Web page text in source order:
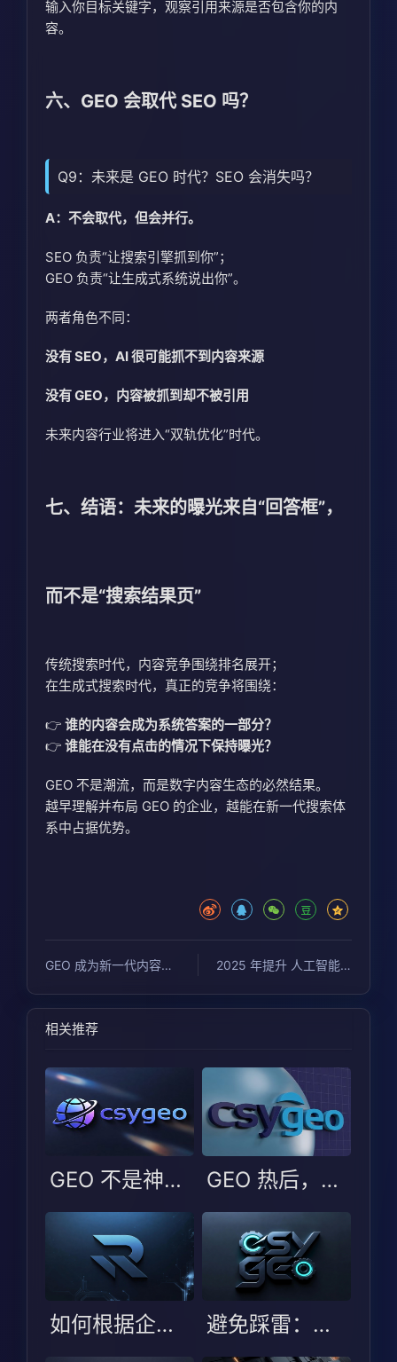
输入你目标关键字，观察引用来源是否包含你的内
容。
六、GEO 会取代 SEO 吗？
Q9：未来是 GEO 时代？SEO 会消失吗？
A：不会取代，但会并行。
SEO 负责“让搜索引擎抓到你”；
GEO 负责“让生成式系统说出你”。
两者角色不同：
没有 SEO，AI 很可能抓不到内容来源
没有 GEO，内容被抓到却不被引用
未来内容行业将进入“双轨优化”时代。
七、结语：未来的曝光来自“回答框”，
而不是“搜索结果页”
传统搜索时代，内容竞争围绕排名展开；
在生成式搜索时代，真正的竞争将围绕：
👉 谁的内容会成为系统答案的一部分？
👉 谁能在没有点击的情况下保持曝光？
GEO 不是潮流，而是数字内容生态的必然结果。
越早理解并布局 GEO 的企业，越能在新一代搜索体
系中占据优势。
GEO 成为新一代内容竞争焦点：AI 搜索重塑曝光规则 2025 年提升 人工智能问答引擎 排名(AEO)的 12 个行之有效的策略
相关推荐
GEO 不是神话也非噱头：更该看选型边界 GEO 热后，企业更易踩的不是技术坑而是选型判断坑
如何根据企业场景选择适合的 GEO 服务商？ 避免踩雷：选择 GEO 服务商时的五大误区与避坑指南